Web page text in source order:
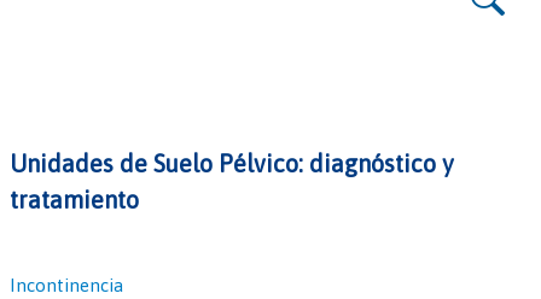
Unidades de Suelo Pélvico: diagnóstico y
tratamiento
Incontinencia